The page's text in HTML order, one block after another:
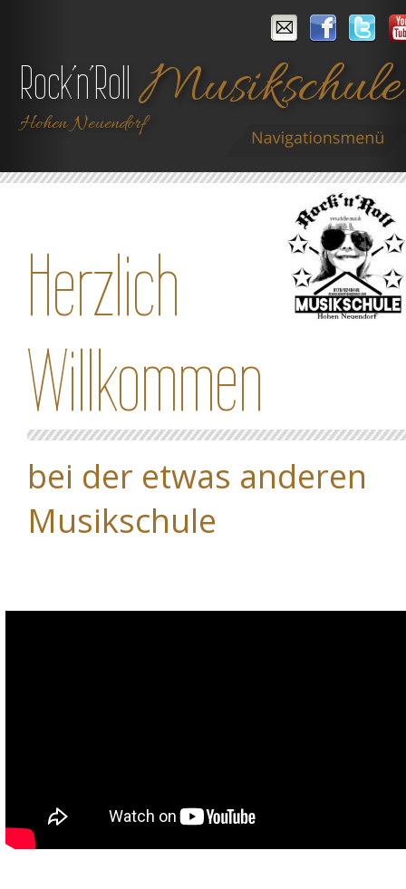
Rock’n’Roll Musikschule
Hohen Neuendorf
Herzlich
Willkommen
bei der etwas anderen
Musikschule